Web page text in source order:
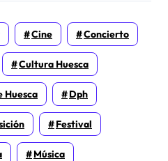
Cine Concierto
Cultura Huesca
Huesca Dph
Festival
Música